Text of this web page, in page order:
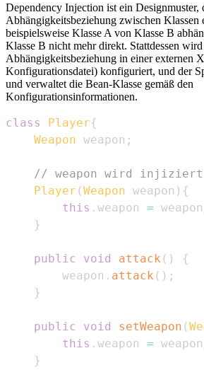
Dependency Injection ist ein Designmuster,
Abhängigkeitsbeziehung zwischen Klassen
beispielsweise Klasse A von Klasse B
Klasse B nicht mehr direkt. Stattdessen wird
Abhängigkeitsbeziehung in einer externen
Konfigurationsdatei) konfiguriert, und der
und verwaltet die Bean-Klasse gemäß den
Konfigurationsinformationen.
class Player{
Weapon weapon ;
// weapon wird injiziert
Player (Weapon weapon ) {
this . weapon = weapon
}
public void attack ( )
{
        weapon
. attack ( ) ;
}
public void setWeapon (
this . weapon = weapon
}